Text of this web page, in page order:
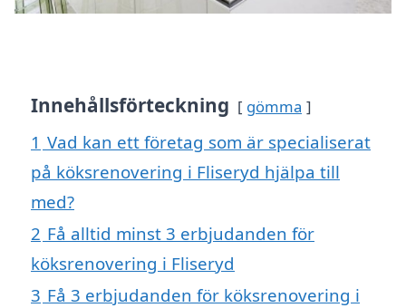
Innehållsförteckning gömma
1 Vad kan ett företag som är specialiserat
på köksrenovering i Fliseryd hjälpa till
med?
2 Få alltid minst 3 erbjudanden för
köksrenovering i Fliseryd
3 Få 3 erbjudanden för köksrenovering i